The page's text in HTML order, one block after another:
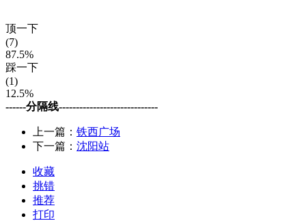
顶一下
(7)
87.5%
踩一下
(1)
12.5%
------分隔线-----------------------------
上一篇： 铁西广场
下一篇： 沈阳站
收藏
挑错
推荐
打印